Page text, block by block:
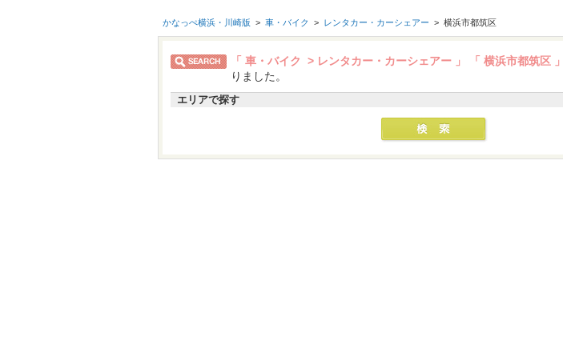
かなっぺ横浜・川崎版 > 車・バイク > レンタカー・カーシェアー > 横浜市都筑区
「 車・バイク > レンタカー・カーシェアー 」 「 横浜市都筑区 」
りました。
エリアで探す